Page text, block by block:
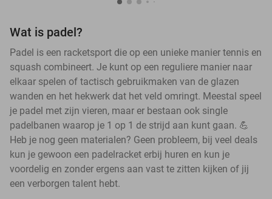
Wat is padel?
Padel is een racketsport die op een unieke manier tennis en
squash combineert. Je kunt op een reguliere manier naar
elkaar spelen of tactisch gebruikmaken van de glazen
wanden en het hekwerk dat het veld omringt. Meestal speel
je padel met zijn vieren, maar er bestaan ook single
padelbanen waarop je 1 op 1 de strijd aan kunt gaan. 💪
Heb je nog geen materialen? Geen probleem, bij veel deals
kun je gewoon een padelracket erbij huren en kun je
voordelig en zonder ergens aan vast te zitten kijken of jij
een verborgen talent hebt.